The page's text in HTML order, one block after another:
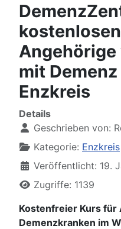
Angehörige
mit
Enzkreis
Details
Geschrieben von:
Kategorie: Enzkreis
Veröffentlicht: 19.
Zugriffe: 1139
Kostenfreier Kurs für
Demenzkranken im